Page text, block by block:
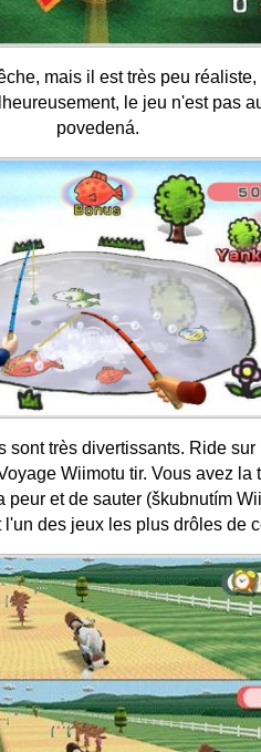
mais il est très peu
le jeu n'est pas
povedená.
sont très divertissants. Ride sur
Wiimotu tir. Vous avez la
peur et de sauter (škubnutím
des jeux les plus drôles de